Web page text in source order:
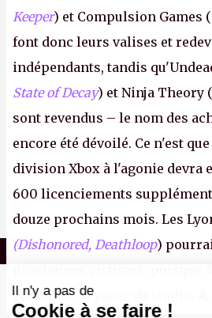
Keeper) et Compulsion Games (
font donc leurs valises et
indépendants, tandis
State of Decay) et Ninja Theory
sont revendus – le nom des
encore été dévoilé. Ce n'est
division Xbox à l'agonie devra
600 licenciements
douze prochains mois. Les
(Dishonored, Deathloop)
vouloir se séparer du studio.
Il n'y a pas de
Cookie à se faire !